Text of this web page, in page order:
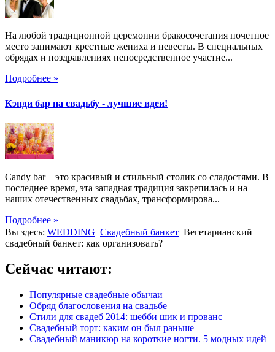
На любой традиционной церемонии бракосочетания почетное
место занимают крестные жениха и невесты. В специальных
обрядах и поздравлениях непосредственное участие...
Подробнее »
Кэнди бар на свадьбу - лучшие идеи!
Candy bar – это красивый и стильный столик со сладостями. В
последнее время, эта западная традиция закрепилась и на
наших отечественных свадьбах, трансформирова...
Подробнее »
Вы здесь: WEDDING Свадебный банкет Вегетарианский
свадебный банкет: как организовать?
Сейчас читают:
Популярные свадебные обычаи
Обряд благословения на свадьбе
Стили для свадеб 2014: шебби шик и прованс
Свадебный торт: каким он был раньше
Свадебный маникюр на короткие ногти. 5 модных идей